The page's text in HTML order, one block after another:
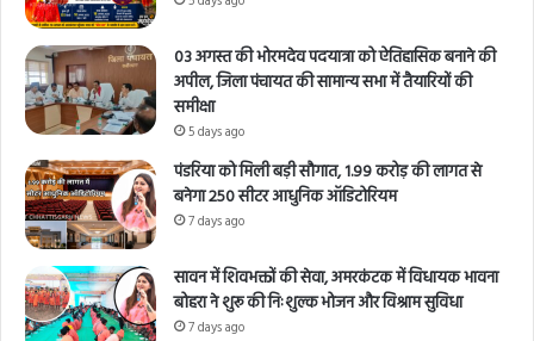
03 अगस्त की भोरमदेव पदयात्रा को ऐतिहासिक बनाने की
अपील, जिला पंचायत की सामान्य सभा में तैयारियों की
समीक्षा
5 days ago
पंडरिया को मिली बड़ी सौगात, 1.99 करोड़ की लागत से
बनेगा 250 सीटर आधुनिक ऑडिटोरियम
7 days ago
सावन में शिवभक्तों की सेवा, अमरकंटक में विधायक भावना
बोहरा ने शुरू की निःशुल्क भोजन और विश्राम सुविधा
7 days ago